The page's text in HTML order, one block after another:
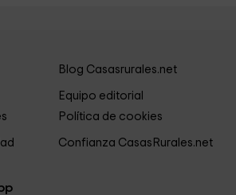
Blog Casasrurales.net
Equipo editorial
Política de cookies
Confianza CasasRurales.net